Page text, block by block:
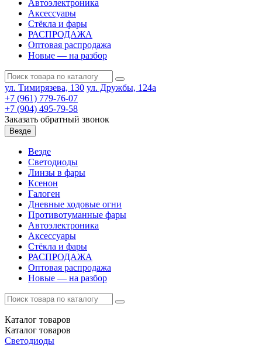
Автоэлектроника
Аксессуары
Стёкла и фары
РАСПРОДАЖА
Оптовая распродажа
Новые — на разбор
ул. Тимирязева, 130 ул. Дружбы, 124а
+7 (961) 779-76-07
+7 (904) 495-79-58
Заказать обратный звонок
Везде
Везде
Светодиоды
Линзы в фары
Ксенон
Галоген
Дневные ходовые огни
Противотуманные фары
Автоэлектроника
Аксессуары
Стёкла и фары
РАСПРОДАЖА
Оптовая распродажа
Новые — на разбор
Каталог товаров
Каталог товаров
Светодиоды